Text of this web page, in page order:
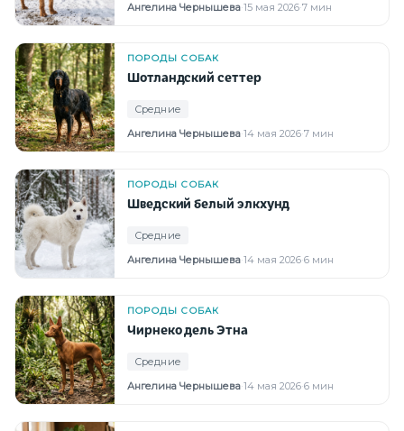
Ангелина Чернышева·15 мая 2026·7 мин
ПОРОДЫ СОБАК
Шотландский сеттер
Средние
Ангелина Чернышева·14 мая 2026·7 мин
ПОРОДЫ СОБАК
Шведский белый элкхунд
Средние
Ангелина Чернышева·14 мая 2026·6 мин
ПОРОДЫ СОБАК
Чирнеко дель Этна
Средние
Ангелина Чернышева·14 мая 2026·6 мин